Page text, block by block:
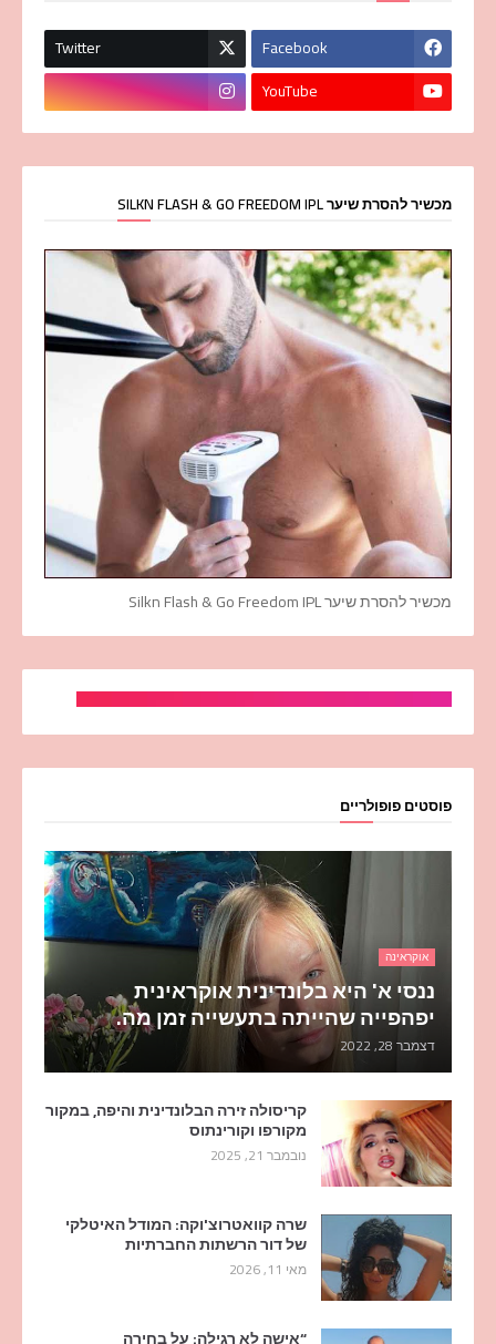
Facebook
Twitter
YouTube
מכשיר להסרת שיער SILKN FLASH & GO FREEDOM IPL
מכשיר להסרת שיער Silkn Flash & Go Freedom IPL
פוסטים פופולריים
אוקראינה
ננסי א' היא בלונדינית אוקראינית
יפהפייה שהייתה בתעשייה זמן מה.
דצמבר 28, 2022
קריסולה זירה הבלונדינית והיפה, במקור
מקורפו וקורינתוס
נובמבר 21, 2025
שרה קוואטרוצ'וקה: המודל האיטלקי
של דור הרשתות החברתיות
מאי 11, 2026